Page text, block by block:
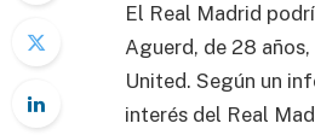
El Real Madrid
Aguerd, de 28
United. Según un
interés del Real